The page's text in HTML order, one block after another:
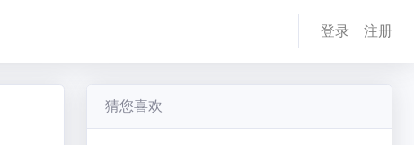
登录 注册
猜您喜欢